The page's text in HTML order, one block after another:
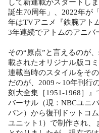
して新連載がスタートし
誕生70周年」、2022年が
年はTVアニメ『鉄腕アト
3年連続でアトムのアニバ
その“原点”と言えるのが
載されたオリジナル版コ
連載当時のスタイルをそ
だのが、2009～10年刊行
刻大全集［1951-1968］
バーサル（現：NBCユニ
パン）から復刊ドットコ
ユニット1）で制作され、